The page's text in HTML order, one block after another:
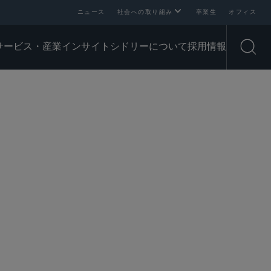
ニュース 社会への取り組み 卒業生 オフィス
ービス・産業インサイト シドリーについて採用情報